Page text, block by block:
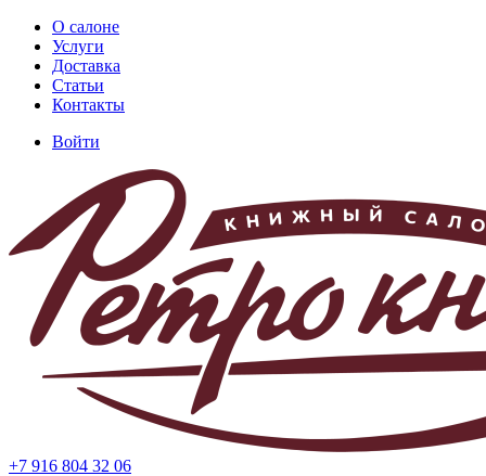
Перейти
основному
содержанию
Основная
навигация
О салоне
Услуги
Доставка
Статьи
Контакты
учётной
записи
пользователя
Войти
+7 916 804 32 06